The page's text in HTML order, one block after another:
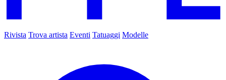
Rivista Trova artista Eventi Tatuaggi Modelle